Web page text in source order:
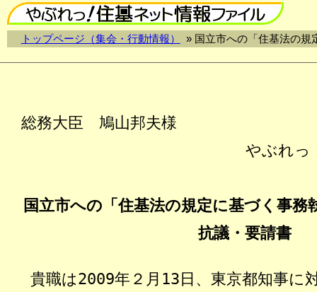
トップページ（集会・行動情報） » 国立市への「住基法の規
総務大臣 鳩山邦夫様
やぶれっ
国立市への「住基法の規定に基づく事務
抗議・要請書
貴職は2009年２月13日、東京都知事に